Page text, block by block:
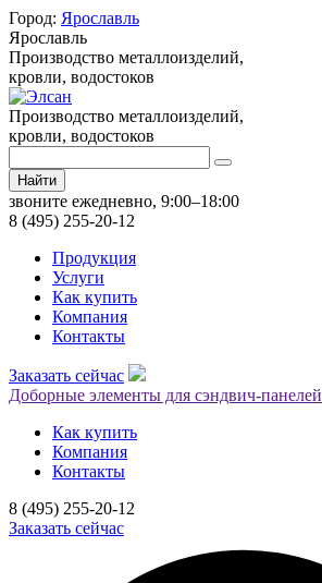
Город: Ярославль
Ярославль
Производство металлоизделий,
кровли, водостоков
Производство металлоизделий,
кровли, водостоков
Найти
звоните ежедневно, 9:00–18:00
8 (495) 255-20-12
Продукция
Услуги
Как купить
Компания
Контакты
Заказать сейчас
Доборные элементы для сэндвич-панелей
Как купить
Компания
Контакты
8 (495) 255-20-12
Заказать сейчас